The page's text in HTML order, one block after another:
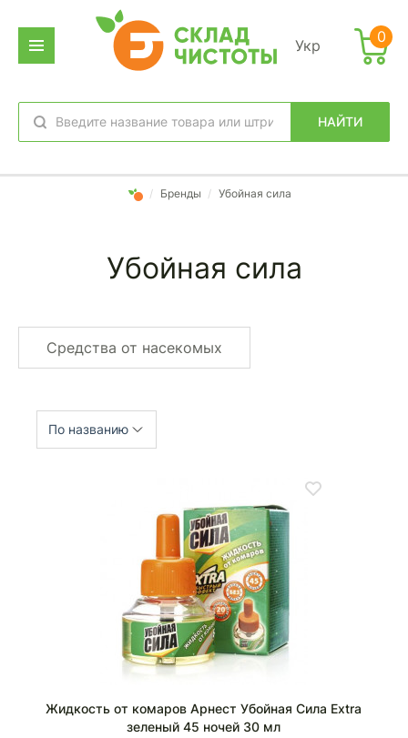
Укр
НАЙТИ
избранное вход
0
/ Бренды / Убойная сила
Убойная сила
Средства от насекомых
По названию
Жидкость от комаров Арнест Убойная Сила Extra
зеленый 45 ночей 30 мл